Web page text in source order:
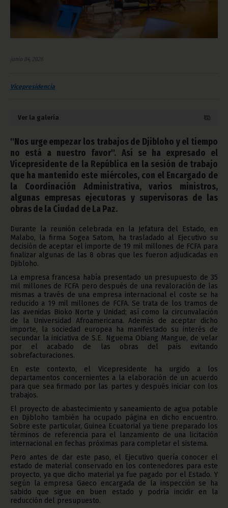
junio 04, 2026
Vicepresidencia
Ver la galería
"Nos urge empezar los trabajos de Djibloho y el tiempo
no está a nuestro favor". Así se ha expresado el
Vicepresidente de la República en la sesión de trabajo
que ha mantenido este miércoles, con el Encargado de
la Coordinación Administrativa, varios ministros,
algunas empresas ejecutoras y supervisoras de las
obras de la Ciudad de La Paz.
Durante la reunión celebrada en la Jefatura del Estado, en
Malabo, la firma Sogea Satom, ha trasladado al Ejecutivo su
decisión de aceptar el importe de 19 mil millones de FCFA para
finalizar algunas de las 8 obras que les fueron adjudicadas en
Djibloho.
La empresa francesa había presentado un presupuesto de 35
mil millones de FCFA pero después de una revaloración de las
mismas a través de una empresa internacional el coste se ha
reducido a 19 mil millones de FCFA. Se trata de los tramos de
las avenidas Bioko Norte y Unidad; así como la circunvalación
de la Universidad Afroamericana. Además de aceptar dicho
importe, la sociedad europea ha manifestado su interés de
secundar la iniciativa de S.E. Nguema Obiang Mangue, de velar
por el acabado de las obras del país evitando
sobrefacturaciones.
En este contexto, el Vicepresidente ha urgido a los
departamentos concernientes a la elaboración de un acuerdo
para que sea firmado por las partes y después iniciar con los
trabajos.
El proyecto de abastecimiento y saneamiento de agua potable
en Djibloho también ha ocupado página en dicho encuentro.
Sobre este particular, Guinea Ecuatorial ya tiene preparado los
términos de referencia para el lanzamiento de una licitación
internacional en fechas próximas para completar el sistema.
Pero antes de dar este paso, el Ejecutivo quería conocer el
estado de material conservado en los contenedores para este
proyecto, ya que dicho material ya fue pagado por el Estado. Y
según la empresa Gaeco encargada de la inspección se ha
sabido que sigue en buen estado y podría incidir en la
reducción del presupuesto.